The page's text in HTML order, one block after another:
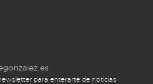
para enterarte de noticias